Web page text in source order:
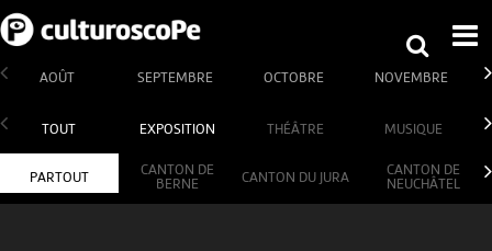
AOÛT SEPTEMBRE OCTOBRE NOVEMBRE
TOUT EXPOSITION THÉÂTRE MUSIQUE
PARTOUT
CANTON DE
BERNE
CANTON DU JURA
CANTON DE
NEUCHÂTEL